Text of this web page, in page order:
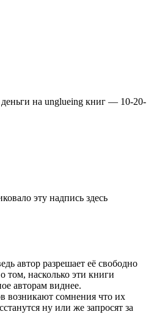
на unglueing книг — 10-20-
эту надпись здесь
автор разрешает её свободно
том, насколько эти книги
авторам виднее.
возникают сомнения что их
ну или же запросят за